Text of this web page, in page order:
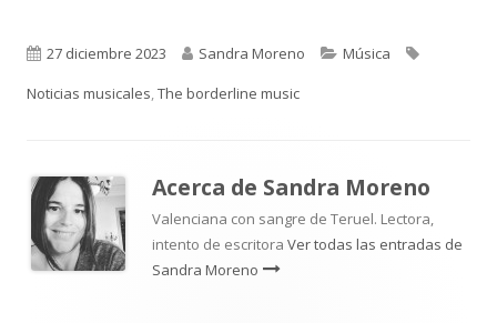
Publicado
el
27 diciembre 2023 Autor
Sandra Moreno Categorías
Música
Noticias musicales,The borderline music
Acerca de Sandra Moreno
Valenciana con sangre de Teruel. Lectora,
intento de escritora Ver todas las entradas de
Sandra Moreno